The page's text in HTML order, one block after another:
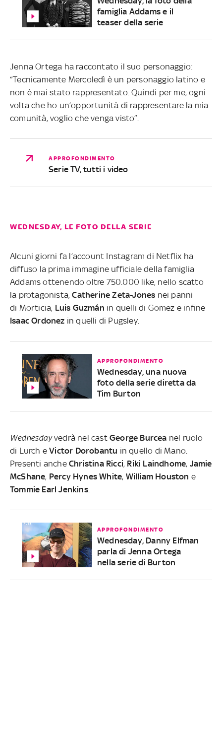
famiglia Addams e il
teaser della serie
Jenna Ortega ha raccontato il suo personaggio:
“Tecnicamente Mercoledì è un personaggio latino e
non è mai stato rappresentato. Quindi per me, ogni
volta che ho un’opportunità di rappresentare la mia
comunità, voglio che venga visto”.
APPROFONDIMENTO
Serie TV, tutti i video
WEDNESDAY, LE FOTO DELLA SERIE
Alcuni giorni fa l’account Instagram di Netflix ha
diffuso la prima immagine ufficiale della famiglia
Addams ottenendo oltre 750.000 like, nello scatto
la protagonista,Catherine Zeta-Jones nei panni
di Morticia, Luis Guzmán in quelli di Gomez e infine
Isaac Ordonez in quelli di Pugsley.
APPROFONDIMENTO
Wednesday, una nuova
foto della serie diretta da
Tim Burton
Wednesdayvedrà nel castGeorge Burcea nel ruolo
di Lurch eVictor Dorobantu in quello di Mano.
Presenti anche Christina Ricci, Riki Laindhome, Jamie
McShane, Percy Hynes White, William Houston e
Tommie Earl Jenkins.
APPROFONDIMENTO
Wednesday, Danny Elfman
parla di Jenna Ortega
nella serie di Burton